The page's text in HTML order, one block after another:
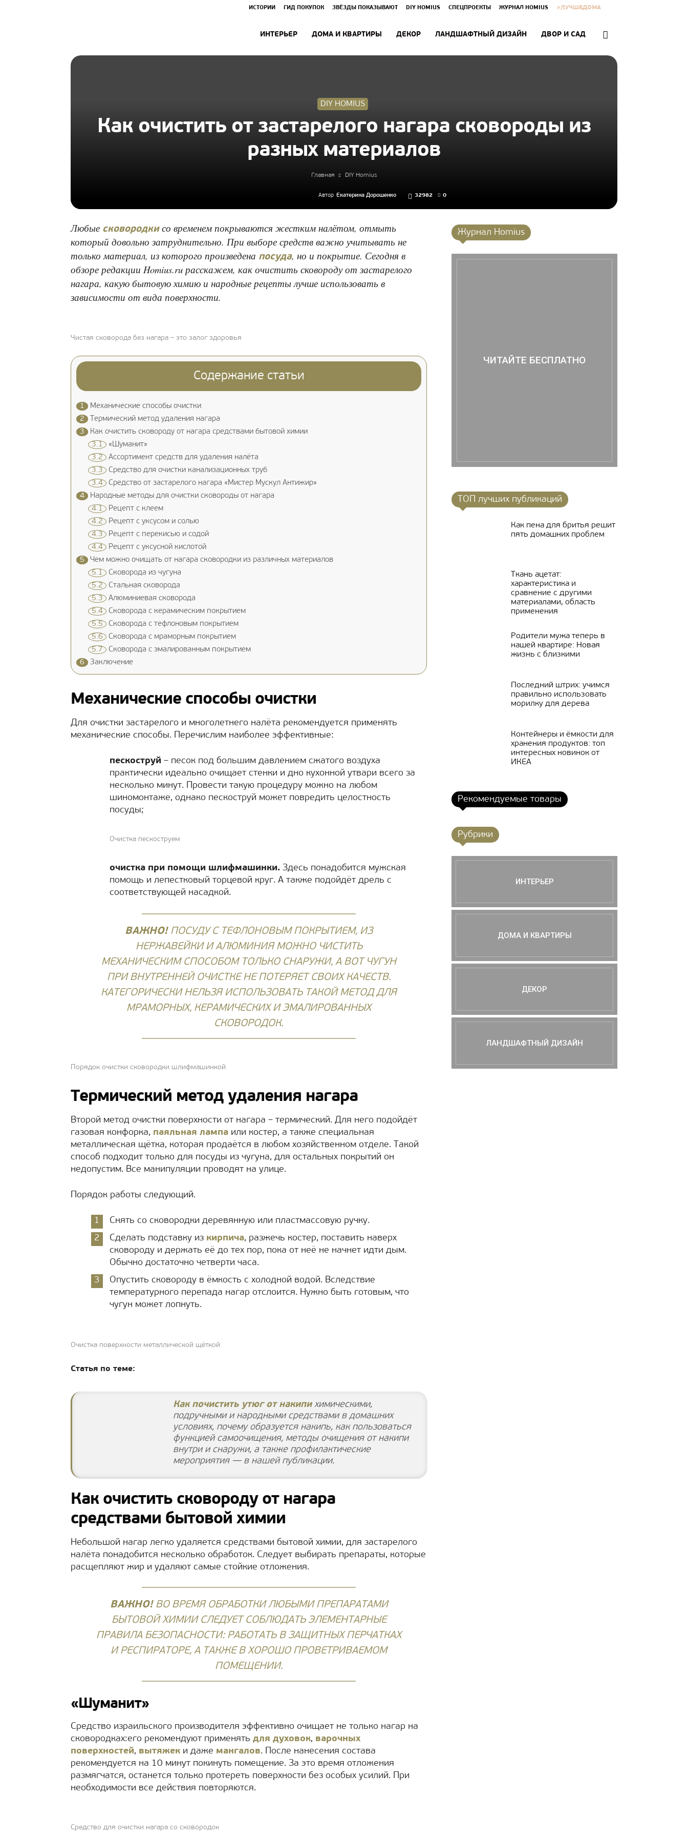
ИСТОРИИ ГИД ПОКУПОК ЗВЁЗДЫ ПОКАЗЫВАЮТ DIY HOMIUS СПЕЦПРОЕКТЫ ЖУРНАЛ HOMIUS #ЛУЧШЕДОМА
ИНТЕРЬЕР ДОМА И КВАРТИРЫ ДЕКОР ЛАНДШАФТНЫЙ ДИЗАЙН ДВОР И САД
DIY HOMIUS
Как очистить от застарелого нагара сковороды из
разных материалов
Главная DIY Homius
Автор Екатерина Дорошенко 32982 0
Любые сковородкисо временем покрываются жестким налётом, отмыть
который довольно затруднительно. При выборе средств важно учитывать не
только материал, из которого произведена посуда, но и покрытие. Сегодня в
обзоре редакции Homius.ru расскажем, как очистить сковороду от застарелого
нагара, какую бытовую химию и народные рецепты лучше использовать в
зависимости от вида поверхности.
Чистая сковорода без нагара – это залог здоровья
Содержание статьи
1
Механические способы очистки
2
Термический метод удаления нагара
3
Как очистить сковороду от нагара средствами бытовой химии
3.1 «Шуманит»
3.2 Ассортимент средств для удаления налёта
3.3 Средство для очистки канализационных труб
3.4 Средство от застарелого нагара «Мистер Мускул Антижир»
4
Народные методы для очистки сковороды от нагара
4.1 Рецепт с клеем
4.2 Рецепт с уксусом и солью
4.3 Рецепт с перекисью и содой
4.4 Рецепт с уксусной кислотой
5
Чем можно очищать от нагара сковородки из различных материалов
5.1 Сковорода из чугуна
5.2 Стальная сковорода
5.3 Алюминиевая сковорода
5.4 Сковорода с керамическим покрытием
5.5 Сковорода с тефлоновым покрытием
5.6 Сковорода с мраморным покрытием
5.7 Сковорода с эмалированным покрытием
6
Заключение
Механические способы очистки
Для очистки застарелого и многолетнего налёта рекомендуется применять
механические способы. Перечислим наиболее эффективные:
пескоструй – песок под большим давлением сжатого воздуха
практически идеально очищает стенки и дно кухонной утвари всего за
несколько минут. Провести такую процедуру можно на любом
шиномонтаже, однако пескоструй может повредить целостность
посуды;
Очистка пескоструем
очистка при помощи шлифмашинки. Здесь понадобится мужская
помощь и лепестковый торцевой круг. А также подойдёт дрель с
соответствующей насадкой.
ВАЖНО! ПОСУДУ С ТЕФЛОНОВЫМ ПОКРЫТИЕМ, ИЗ
НЕРЖАВЕЙКИ И АЛЮМИНИЯ МОЖНО ЧИСТИТЬ
МЕХАНИЧЕСКИМ СПОСОБОМ ТОЛЬКО СНАРУЖИ, А ВОТ ЧУГУН
ПРИ ВНУТРЕННЕЙ ОЧИСТКЕ НЕ ПОТЕРЯЕТ СВОИХ КАЧЕСТВ.
КАТЕГОРИЧЕСКИ НЕЛЬЗЯ ИСПОЛЬЗОВАТЬ ТАКОЙ МЕТОД ДЛЯ
МРАМОРНЫХ, КЕРАМИЧЕСКИХ И ЭМАЛИРОВАННЫХ
СКОВОРОДОК.
Порядок очистки сковородки шлифмашинкой
Термический метод удаления нагара
Второй метод очистки поверхности от нагара – термический. Для него подойдёт
газовая конфорка, паяльная лампа или костер, а также специальная
металлическая щётка, которая продаётся в любом хозяйственном отделе. Такой
способ подходит только для посуды из чугуна, для остальных покрытий он
недопустим. Все манипуляции проводят на улице.
Порядок работы следующий.
Снять со сковородки деревянную или пластмассовую ручку.
Сделать подставку из кирпича, разжечь костер, поставить наверх
сковороду и держать её до тех пор, пока от неё не начнет идти дым.
Обычно достаточно четверти часа.
Опустить сковороду в ёмкость с холодной водой. Вследствие
температурного перепада нагар отслоится. Нужно быть готовым, что
чугун может лопнуть.
Очистка поверхности металлической щёткой
Статья по теме:
Как почистить утюг от накипихимическими,
подручными и народными средствами в домашних
условиях, почему образуется накипь, как пользоваться
функцией самоочищения, методы очищения от накипи
внутри и снаружи, а также профилактические
мероприятия — в нашей публикации.
Как очистить сковороду от нагара
средствами бытовой химии
Небольшой нагар легко удаляется средствами бытовой химии, для застарелого
налёта понадобится несколько обработок. Следует выбирать препараты, которые
расщепляют жир и удаляют самые стойкие отложения.
ВАЖНО! ВО ВРЕМЯ ОБРАБОТКИ ЛЮБЫМИ ПРЕПАРАТАМИ
БЫТОВОЙ ХИМИИ СЛЕДУЕТ СОБЛЮДАТЬ ЭЛЕМЕНТАРНЫЕ
ПРАВИЛА БЕЗОПАСНОСТИ: РАБОТАТЬ В ЗАЩИТНЫХ ПЕРЧАТКАХ
И РЕСПИРАТОРЕ, А ТАКЖЕ В ХОРОШО ПРОВЕТРИВАЕМОМ
ПОМЕЩЕНИИ.
«Шуманит»
Средство израильского производителя эффективно очищает не только нагар на
сковородках:его рекомендуют применять для духовок, варочных
поверхностей, вытяжек и даже мангалов. После нанесения состава
рекомендуется на 10 минут покинуть помещение. За это время отложения
размягчатся, останется только протереть поверхности без особых усилий. При
необходимости все действия повторяются.
Средство для очистки нагара со сковородок
Журнал Homius
ЧИТАЙТЕ БЕСПЛАТНО
ТОП лучших публикаций
Как пена для бритья решит
пять домашних проблем
Ткань ацетат:
характеристика и
сравнение с другими
материалами, область
применения
Родители мужа теперь в
нашей квартире: Новая
жизнь с близкими
Последний штрих: учимся
правильно использовать
морилку для дерева
Контейнеры и ёмкости для
хранения продуктов: топ
интересных новинок от
ИКЕА
Рекомендуемые товары
Рубрики
ИНТЕРЬЕР
ДОМА И КВАРТИРЫ
ДЕКОР
ЛАНДШАФТНЫЙ ДИЗАЙН